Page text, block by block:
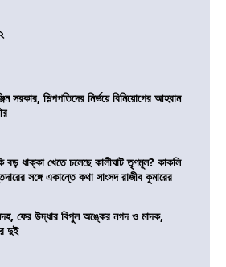
সরকার, শিল্পপতিদের নির্ভয়ে বিনিয়োগের আহবান
বড় ধাক্কা খেতে চলেছে কালীঘাট তৃণমূল? কাকলি
সঙ্গে একান্তে কথা সাংসদ রাজীব কুমারের
ফের উদ্ধার বিপুল অঙ্কের নগদ ও মাদক,
দুই